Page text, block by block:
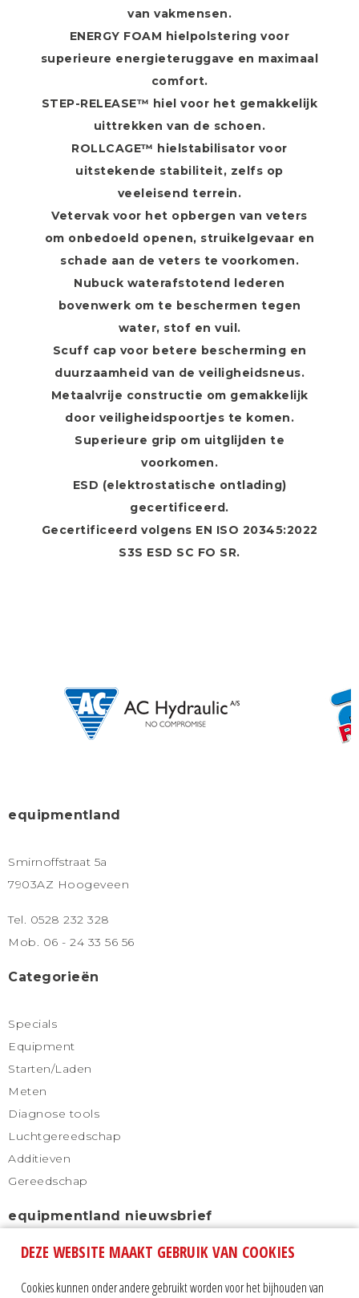
van vakmensen.
ENERGY FOAM hielpolstering voor
superieure energieteruggave en maximaal
comfort.
STEP-RELEASE™ hiel voor het gemakkelijk
uittrekken van de schoen.
ROLLCAGE™ hielstabilisator voor
uitstekende stabiliteit, zelfs op
veeleisend terrein.
Vetervak voor het opbergen van veters
om onbedoeld openen, struikelgevaar en
schade aan de veters te voorkomen.
Nubuck waterafstotend lederen
bovenwerk om te beschermen tegen
water, stof en vuil.
Scuff cap voor betere bescherming en
duurzaamheid van de veiligheidsneus.
Metaalvrije constructie om gemakkelijk
door veiligheidspoortjes te komen.
Superieure grip om uitglijden te
voorkomen.
ESD (elektrostatische ontlading)
gecertificeerd.
Gecertificeerd volgens EN ISO 20345:2022
S3S ESD SC FO SR.
equipmentland
Smirnoffstraat 5a
7903AZ Hoogeveen
Tel. 0528 232 328
Mob. 06 - 24 33 56 56
Categorieën
Specials
Equipment
Starten/Laden
Meten
Diagnose tools
Luchtgereedschap
Additieven
Gereedschap
equipmentland nieuwsbrief
automatisch op de hoogte.
DEZE WEBSITE MAAKT GEBRUIK VAN COOKIES
Cookies kunnen onder andere gebruikt worden voor het bijhouden van